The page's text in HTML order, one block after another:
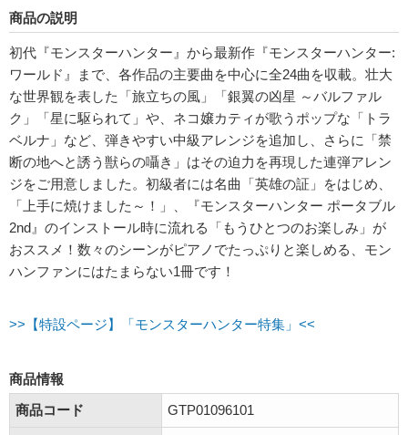
商品の説明
初代『モンスターハンター』から最新作『モンスターハンター:
ワールド』まで、各作品の主要曲を中心に全24曲を収載。壮大
な世界観を表した「旅立ちの風」「銀翼の凶星 ～バルファル
ク」「星に駆られて」や、ネコ嬢カティが歌うポップな「トラ
ベルナ」など、弾きやすい中級アレンジを追加し、さらに「禁
断の地へと誘う獣らの囁き」はその迫力を再現した連弾アレン
ジをご用意しました。初級者には名曲「英雄の証」をはじめ、
「上手に焼けました～！」、『モンスターハンター ポータブル
2nd』のインストール時に流れる「もうひとつのお楽しみ」が
おススメ！数々のシーンがピアノでたっぷりと楽しめる、モン
ハンファンにはたまらない1冊です！
>>【特設ページ】「モンスターハンター特集」<<
商品情報
商品コード
GTP01096101